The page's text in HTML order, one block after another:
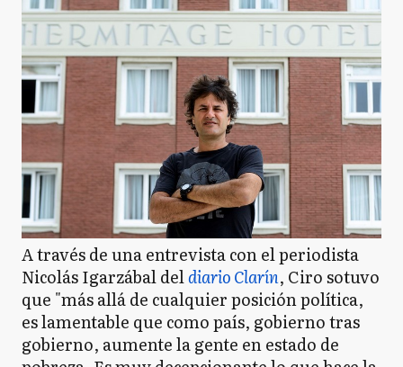
A través de una entrevista con el periodista
Nicolás Igarzábal deldiario Clarín, Ciro sotuvo
que "más allá de cualquier posición política,
es lamentable que como país, gobierno tras
gobierno, aumente la gente en estado de